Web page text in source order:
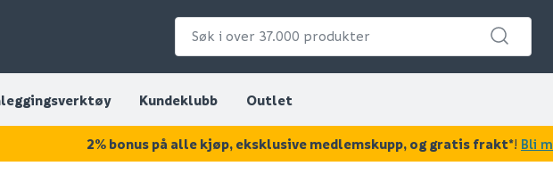
Kundeklubb Outlet
2% bonus på alle kjøp, eksklusive medlemskupp, og gratis frakt*! Bli